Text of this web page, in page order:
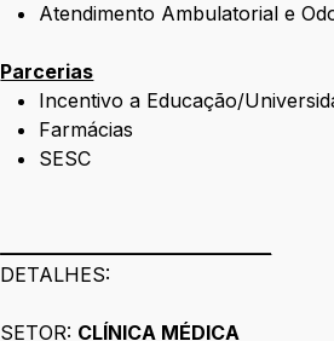
Atendimento Ambulatorial e
Parcerias
Incentivo a Educação/
Farmácias
SESC
DETALHES:
SETOR: CLÍNICA MÉDICA